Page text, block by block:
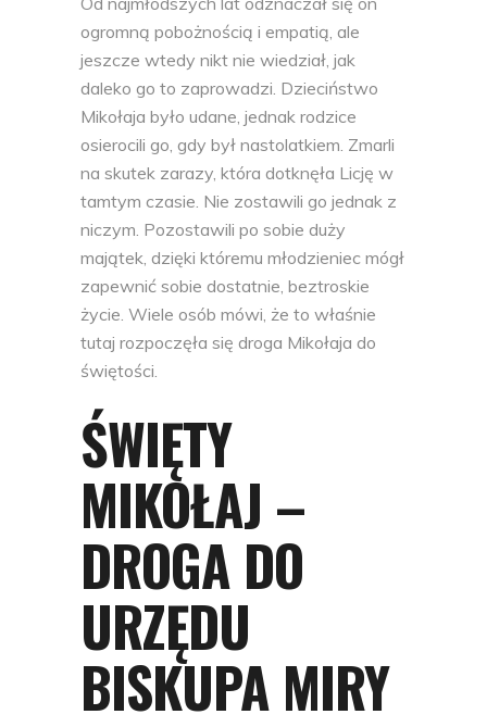
ogromną pobożnością i empatią, ale
jeszcze wtedy nikt nie wiedział, jak
daleko go to zaprowadzi. Dzieciństwo
Mikołaja było udane, jednak rodzice
osierocili go, gdy był nastolatkiem. Zmarli
na skutek zarazy, która dotknęła Licję w
tamtym czasie. Nie zostawili go jednak z
niczym. Pozostawili po sobie duży
majątek, dzięki któremu młodzieniec mógł
zapewnić sobie dostatnie, beztroskie
życie. Wiele osób mówi, że to właśnie
tutaj rozpoczęła się droga Mikołaja do
świętości.
ŚWIĘTY
MIKOŁAJ –
DROGA DO
URZĘDU
BISKUPA MIRY